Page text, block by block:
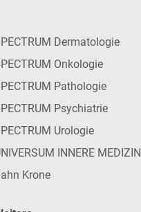
Dermatologie
Onkologie
Pathologie
Psychiatrie
Urologie
INNERE MEDIZIN
Krone